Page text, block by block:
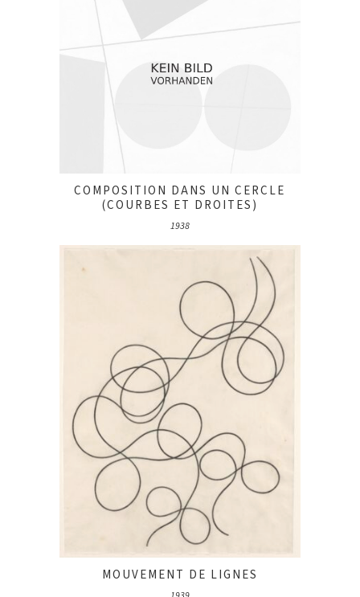
COMPOSITION DANS UN CERCLE
(COURBES ET DROITES)
1938
MOUVEMENT DE LIGNES